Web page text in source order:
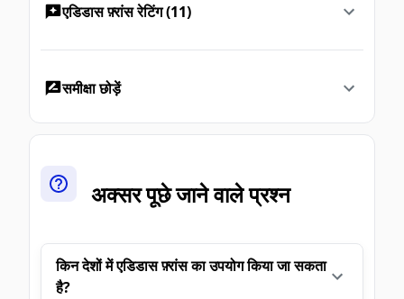
एडिडास फ़्रांस रेटिंग (11)
समीक्षा छोड़ें
अक्सर पूछे जाने वाले प्रश्न
किन देशों में एडिडास फ़्रांस का उपयोग किया जा सकता
है?